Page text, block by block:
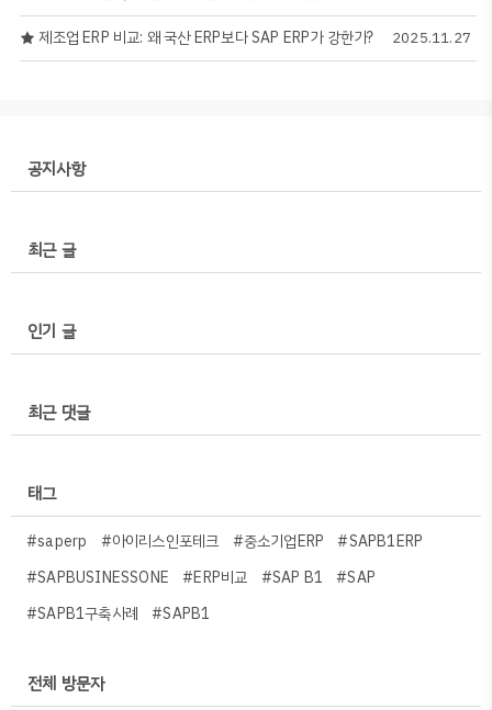
★ 제조업 ERP 비교: 왜 국산 ERP보다 SAP ERP가 강한가? 2025.11.27
공지사항
최근 글
인기 글
최근 댓글
태그
#saperp #아이리스인포테크 #중소기업ERP
#SAPB1ERP
#SAPBUSINESSONE
#ERP비교 #SAP B1
#SAP
#SAPB1구축사례
#SAPB1
전체 방문자